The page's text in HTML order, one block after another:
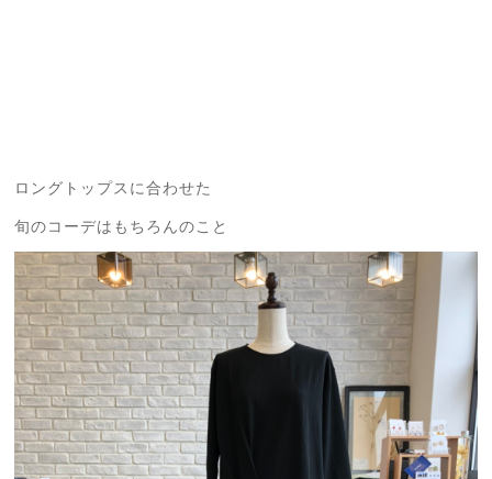
ロングトップスに合わせた
旬のコーデはもちろんのこと